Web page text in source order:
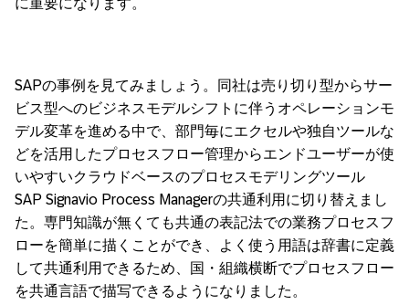
SAPの事例を見てみましょう。同社は売り切り型からサー
ビス型へのビジネスモデルシフトに伴うオペレーションモ
デル変革を進める中で、部門毎にエクセルや独自ツールな
どを活用したプロセスフロー管理からエンドユーザーが使
いやすいクラウドベースのプロセスモデリングツール
SAP Signavio Process Managerの共通利用に切り替えまし
た。専門知識が無くても共通の表記法での業務プロセスフ
ローを簡単に描くことができ、よく使う用語は辞書に定義
して共通利用できるため、国・組織横断でプロセスフロー
を共通言語で描写できるようになりました。